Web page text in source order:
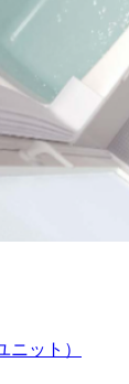
ニット）